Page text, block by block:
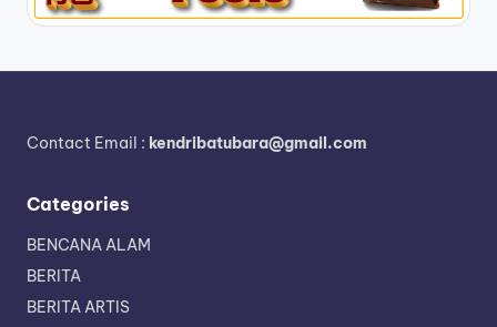
Contact Email : kendribatubara@gmail.com
Categories
BENCANA ALAM
BERITA
BERITA ARTIS